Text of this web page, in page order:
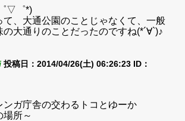
▽゜*)
て、大通公園のことじゃなくて、一般
大通りのことだったのですね(*´∀`)♪
投稿日：2014/04/26(土) 06:26:23 ID：
ンガ庁舎の交わるトコとゆーか
場所～